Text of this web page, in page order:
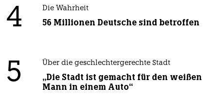
4 Die Wahrheit
56 Millionen Deutsche sind betroffen
5 Über die geschlechtergerechte Stadt
„Die Stadt ist gemacht für den weißen
Mann in einem Auto“